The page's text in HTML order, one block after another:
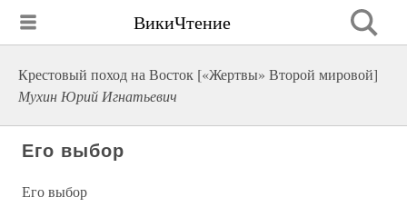
ВикиЧтение
Крестовый поход на Восток [«Жертвы» Второй мировой]
Мухин Юрий Игнатьевич
Его выбор
Его выбор